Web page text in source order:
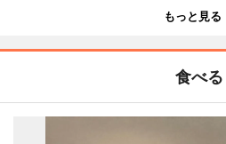
もっと見る
食べる